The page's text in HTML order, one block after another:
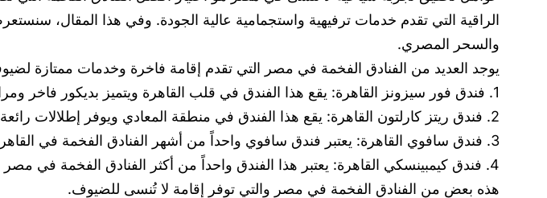
الراقية التي تقدم خدمات ترفيهية واستجمامية عالية الجودة. وفي هذا المقال،
والسحر المصري.
يوجد العديد من الفنادق الفخمة في مصر التي تقدم إقامة فاخرة وخدمات ممتازة
1. فندق فور سيزونز القاهرة: يقع هذا الفندق في قلب القاهرة ويتميز بديكور فاخر ومرافق رائعة بما في ذلك مسبح خارجي ومركز صحي.
2. فندق ريتز كارلتون القاهرة: يقع هذا الفندق في منطقة المعادي ويوفر إطلالات رائعة على نهر النيل وخدمة عالية الجودة.
3. فندق سافوي القاهرة: يعتبر فندق سافوي واحداً من أشهر الفنادق الفخمة في القاهرة ويتميز بموقعه المركزي وديكوره الرائع.
4. فندق كيمبينسكي القاهرة: يعتبر هذا الفندق واحداً من أكثر الفنادق الفخمة في مصر ويحتوي على مرافق ممتازة بما في ذلك مجموعة متنوعة من المطاعم والبارات.
هذه بعض من الفنادق الفخمة في مصر والتي توفر إقامة لا تُنسى للضيوف.